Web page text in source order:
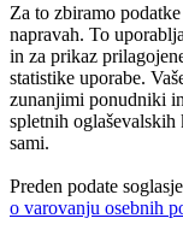
Za to zbiramo
napravah. To
in za prikaz
statistike uporabe.
zunanjimi ponudniki
spletnih
sami.
Preden podate
o varovanju osebnih